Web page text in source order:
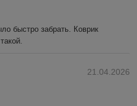
быстро забрать. Коврик
21.04.2026